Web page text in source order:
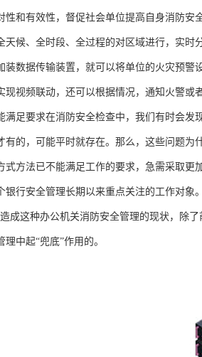
性和有效性，督促社会单位提高自身消防
天候、全时段、全过程的对区域进行，实
装数据传输装置，就可以将单位的火灾预
现视频联动，还可以根据情况，通知火警
满足要求在消防安全检查中，我们有时会
有的，可能平时就存在。那么，这些问题
式方法已不能满足工作的要求，急需采取
银行安全管理长期以来重点关注的工作对象
造成这种办公机关消防安全管理的现状，除
中起“兜底”作用的。